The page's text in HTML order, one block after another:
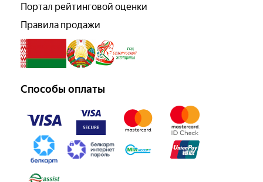
Портал рейтинговой оценки
Правила продажи
Способы оплаты